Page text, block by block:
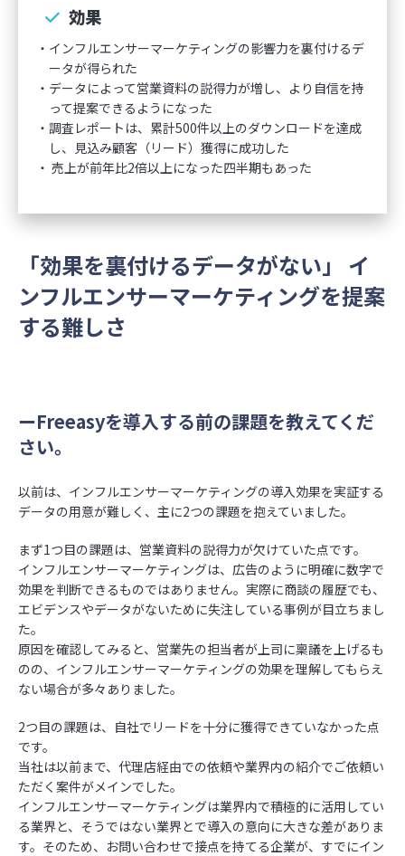
効果
インフルエンサーマーケティングの影響力を裏付けるデ
ータが得られた
データによって営業資料の説得力が増し、より自信を持
って提案できるようになった
調査レポートは、累計500件以上のダウンロードを達成
し、見込み顧客（リード）獲得に成功した
売上が前年比2倍以上になった四半期もあった
「効果を裏付けるデータがない」 イ
ンフルエンサーマーケティングを提案
する難しさ
ーFreeasyを導入する前の課題を教えてくだ
さい。
以前は、インフルエンサーマーケティングの導入効果を実証する
データの用意が難しく、主に2つの課題を抱えていました。
まず1つ目の課題は、営業資料の説得力が欠けていた点です。
インフルエンサーマーケティングは、広告のように明確に数字で
効果を判断できるものではありません。実際に商談の履歴でも、
エビデンスやデータがないために失注している事例が目立ちまし
た。
原因を確認してみると、営業先の担当者が上司に稟議を上げるも
のの、インフルエンサーマーケティングの効果を理解してもらえ
ない場合が多々ありました。
2つ目の課題は、自社でリードを十分に獲得できていなかった点
です。
当社は以前まで、代理店経由での依頼や業界内の紹介でご依頼い
ただく案件がメインでした。
インフルエンサーマーケティングは業界内で積極的に活用してい
る業界と、そうではない業界とで導入の意向に大きな差がありま
す。そのため、お問い合わせで接点を持てる企業が、すでにイン